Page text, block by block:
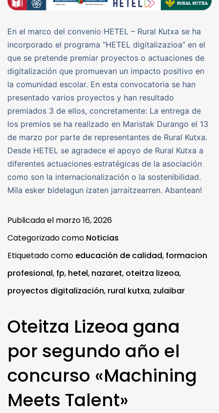
En el marco del convenio HETEL – Rural Kutxa se ha
incorporado el programa “HETEL digitalizazioa” en el
que se pretende premiar proyectos o actuaciones de
digitalización que promuevan un impacto positivo en
la comunidad escolar. En esta convocatoria se han
presentado varios proyectos y han resultado
premiados 3 de ellos, concretamente: La entrega de
los premios se ha realizado en Maristak Durango el 13
de marzo por parte de representantes de Rural Kutxa.
Desde HETEL se agradece el apoyo de Rural Kutxa a
diferentes actuaciones estratégicas de la asociación
como son la internacionalización o la sostenibilidad.
Mila esker bidelagun izaten jarraitzearren. Abantean!
Publicada el marzo 16, 2026
Categorizado como Noticias
Etiquetado como educación de calidad, formacion
profesional, fp, hetel, nazaret, oteitza lizeoa,
proyectos digitalización, rural kutxa, zulaibar
Oteitza Lizeoa gana
por segundo año el
concurso «Machining
Meets Talent»